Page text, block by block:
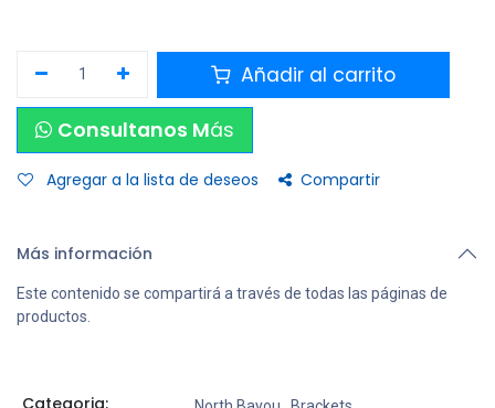
Añadir al carrito
Consultanos Más
Agregar a la lista de deseos Compartir
Más información
Este contenido se compartirá a través de todas las páginas de
productos.
Categoria: